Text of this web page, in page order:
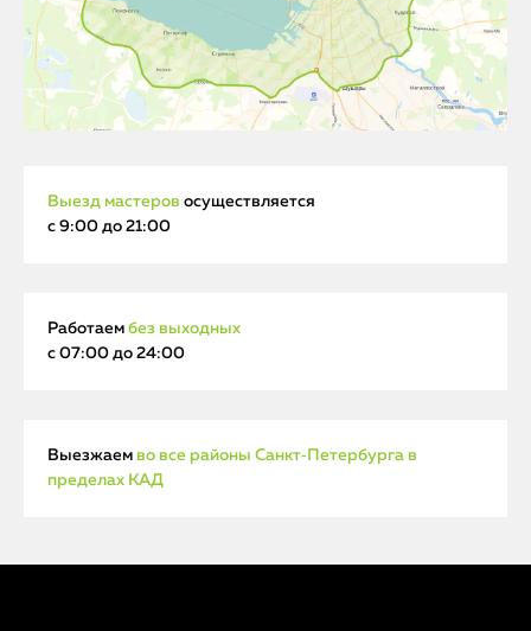
Выезд мастеров осуществляется
с 9:00 до 21:00
Работаем без выходных
с 07:00 до 24:00
Выезжаем во все районы Санкт‑Петербурга в
пределах КАД